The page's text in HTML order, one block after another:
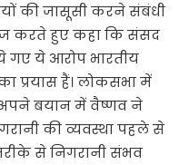
की जासूसी करने संबंधी
करते हुए कहा कि संसद
ये आरोप भारतीय
प्रयास हैं। लोकसभा में
बयान में वैष्णव ने
की व्यवस्था पहले से
से निगरानी संभव